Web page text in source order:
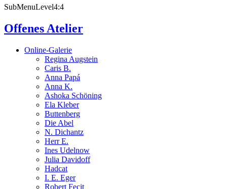
SubMenuLevel4:4
Offenes Atelier
Online-Galerie
Regina Augstein
Caris B.
Anna Papá
Anna K.
Ashoka Schöning
Ela Kleber
Buttenberg
Die Abel
N. Dichantz
Herr E.
Ines Udelnow
Julia Davidoff
Hadcat
I. E. Eger
Robert Fecit